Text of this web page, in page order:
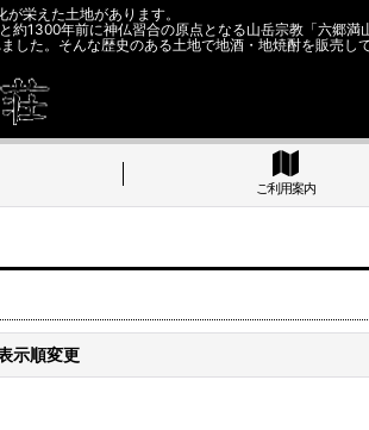
栄えた土地があります。
1300年前に神仏習合の原点となる山岳宗教「六郷満
た。そんな歴史のある土地で地酒・地焼酎を販売して
ご利用案内
示順変更